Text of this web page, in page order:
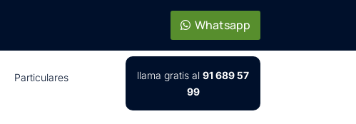
Whatsapp
Particulares llama gratis al91 689 57
99